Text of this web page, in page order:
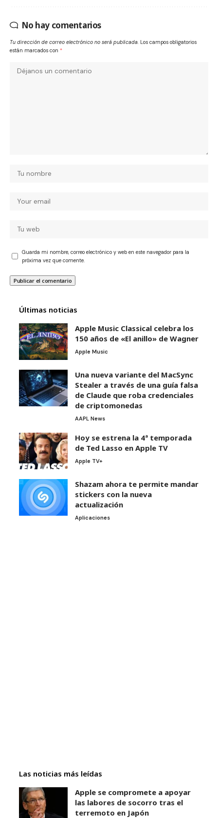
No hay comentarios
Tu dirección de correo electrónico no será publicada. Los campos obligatorios
están marcados con *
Guarda mi nombre, correo electrónico y web en este navegador para la
próxima vez que comente.
Últimas noticias
Apple Music Classical celebra los
150 años de «El anillo» de Wagner
Apple Music
Una nueva variante del MacSync
Stealer a través de una guía falsa
de Claude que roba credenciales
de criptomonedas
AAPL News
Hoy se estrena la 4ª temporada
de Ted Lasso en Apple TV
Apple TV+
Shazam ahora te permite mandar
stickers con la nueva
actualización
Aplicaciones
Las noticias más leídas
Apple se compromete a apoyar
las labores de socorro tras el
terremoto en Japón